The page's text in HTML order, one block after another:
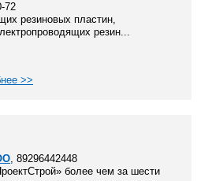
72
резиновых пластин,
резин...
>>
, 89296442448
более чем за шести